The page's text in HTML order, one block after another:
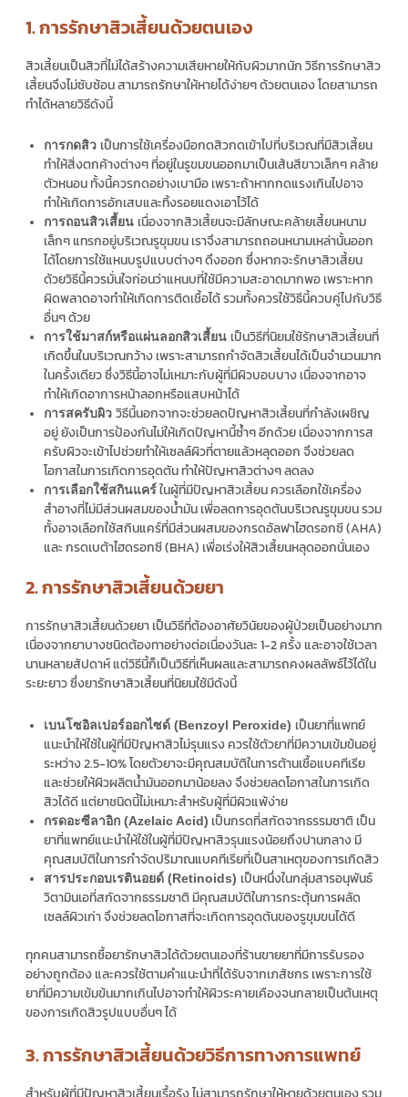
1. การรักษาสิวเสี้ยนด้วยตนเอง
สิวเสี้ยนเป็นสิวที่ไม่ได้สร้างความเสียหายให้กับผิวมากนัก วิธีการรักษาสิว
เสี้ยนจึงไม่ซับซ้อน สามารถรักษาให้หายได้ง่ายๆ ด้วยตนเอง โดยสามารถ
ทำได้หลายวิธีดังนี้
การกดสิว เป็นการใช้เครื่องมือกดสิวกดเข้าไปที่บริเวณที่มีสิวเสี้ยน
ทำให้สิ่งตกค้างต่างๆ ที่อยู่ในรูขมขนออกมาเป็นเส้นสีขาวเล็กๆ คล้าย
ตัวหนอน ทั้งนี้ควรกดอย่างเบามือ เพราะถ้าหากกดแรงเกินไปอาจ
ทำให้เกิดการอักเสบและทิ้งรอยแดงเอาไว้ได้
การถอนสิวเสี้ยน เนื่องจากสิวเสี้ยนจะมีลักษณะคล้ายเสี้ยนหนาม
เล็กๆ แทรกอยู่บริเวณรูขุมขน เราจึงสามารถถอนหนามเหล่านั้นออก
ได้โดยการใช้แหนบรูปแบบต่างๆ ดึงออก ซึ่งหากจะรักษาสิวเสี้ยน
ด้วยวิธีนี้ควรมั่นใจก่อนว่าแหนบที่ใช้มีความสะอาดมากพอ เพราะหาก
ผิดพลาดอาจทำให้เกิดการติดเชื้อได้ รวมทั้งควรใช้วิธีนี้ควบคู่ไปกับวิธี
อื่นๆ ด้วย
การใช้มาสก์หรือแผ่นลอกสิวเสี้ยน เป็นวิธีที่นิยมใช้รักษาสิวเสี้ยนที่
เกิดขึ้นในบริเวณกว้าง เพราะสามารถกำจัดสิวเสี้ยนได้เป็นจำนวนมาก
ในครั้งเดียว ซึ่งวิธีนี้อาจไม่เหมาะกับผู้ที่มีผิวบอบบาง เนื่องจากอาจ
ทำให้เกิดอาการหน้าลอกหรือแสบหน้าได้
การสครับผิว วิธีนี้นอกจากจะช่วยลดปัญหาสิวเสี้ยนที่กำลังเผชิญ
อยู่ ยังเป็นการป้องกันไม่ให้เกิดปัญหานี้ซ้ำๆ อีกด้วย เนื่องจากการส
ครับผิวจะเข้าไปช่วยทำให้เซลล์ผิวที่ตายแล้วหลุดออก จึงช่วยลด
โอกาสในการเกิดการอุดตัน ทำให้ปัญหาสิวต่างๆ ลดลง
การเลือกใช้สกินแคร์ในผู้ที่มีปัญหาสิวเสี้ยน ควรเลือกใช้เครื่อง
สำอางที่ไม่มีส่วนผสมของน้ำมัน เพื่อลดการอุดตันบริเวณรูขุมขน รวม
ทั้งอาจเลือกใช้สกินแคร์ที่มีส่วนผสมของกรดอัลฟาไฮดรอกซี (AHA)
และ กรดเบต้าไฮดรอกซี (BHA) เพื่อเร่งให้สิวเสี้ยนหลุดออกนั่นเอง
2. การรักษาสิวเสี้ยนด้วยยา
การรักษาสิวเสี้ยนด้วยยา เป็นวิธีที่ต้องอาศัยวินัยของผู้ป่วยเป็นอย่างมาก
เนื่องจากยาบางชนิดต้องทาอย่างต่อเนื่องวันละ 1-2 ครั้ง และอาจใช้เวลา
นานหลายสัปดาห์ แต่วิธีนี้ก็เป็นวิธีที่เห็นผลและสามารถคงผลลัพธ์ไว้ได้ใน
ระยะยาว ซึ่งยารักษาสิวเสี้ยนที่นิยมใช้มีดังนี้
เบนโซอิลเปอร์ออกไซด์ (Benzoyl Peroxide) เป็นยาที่แพทย์
แนะนำให้ใช้ในผู้ที่มีปัญหาสิวไม่รุนแรง ควรใช้ตัวยาที่มีความเข้มข้นอยู่
ระหว่าง 2.5-10% โดยตัวยาจะมีคุณสมบัติในการต้านเชื้อแบคทีเรีย
และช่วยให้ผิวผลิตน้ำมันออกมาน้อยลง จึงช่วยลดโอกาสในการเกิด
สิวได้ดี แต่ยาชนิดนี้ไม่เหมาะสำหรับผู้ที่มีผิวแพ้ง่าย
กรดอะซีลาอิก (Azelaic Acid) เป็นกรดที่สกัดจากธรรมชาติ เป็น
ยาที่แพทย์แนะนำให้ใช้ในผู้ที่มีปัญหาสิวรุนแรงน้อยถึงปานกลาง มี
คุณสมบัติในการกำจัดปริมาณแบคทีเรียที่เป็นสาเหตุของการเกิดสิว
สารประกอบเรตินอยด์ (Retinoids) เป็นหนึ่งในกลุ่มสารอนุพันธ์
วิตามินเอที่สกัดจากธรรมชาติ มีคุณสมบัติในการกระตุ้นการผลัด
เซลล์ผิวเก่า จึงช่วยลดโอกาสที่จะเกิดการอุดตันของรูขุมขนได้ดี
ทุกคนสามารถซื้อยารักษาสิวได้ด้วยตนเองที่ร้านขายยาที่มีการรับรอง
อย่างถูกต้อง และควรใช้ตามคำแนะนำที่ได้รับจากเภสัชกร เพราะการใช้
ยาที่มีความเข้มข้นมากเกินไปอาจทำให้ผิวระคายเคืองจนกลายเป็นต้นเหตุ
ของการเกิดสิวรูปแบบอื่นๆ ได้
3. การรักษาสิวเสี้ยนด้วยวิธีการทางการแพทย์